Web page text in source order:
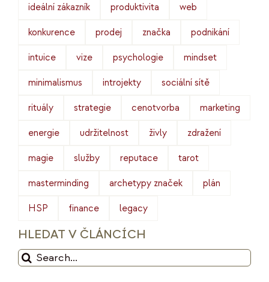
ideální zákazník produktivita web
konkurence prodej značka podnikání
intuice vize psychologie mindset
minimalismus introjekty sociální sítě
rituály strategie cenotvorba marketing
energie udržitelnost živly zdražení
magie služby reputace tarot
masterminding archetypy značek plán
HSP finance legacy
HLEDAT V ČLÁNCÍCH
Hledat: